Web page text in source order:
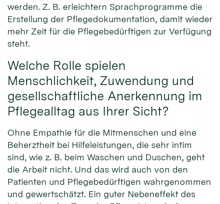
werden. Z. B. erleichtern Sprachprogramme die
Erstellung der Pflegedokumentation, damit wieder
mehr Zeit für die Pflegebedürftigen zur Verfügung
steht.
Welche Rolle spielen
Menschlichkeit, Zuwendung und
gesellschaftliche Anerkennung im
Pflegealltag aus Ihrer Sicht?
Ohne Empathie für die Mitmenschen und eine
Beherztheit bei Hilfeleistungen, die sehr intim
sind, wie z. B. beim Waschen und Duschen, geht
die Arbeit nicht. Und das wird auch von den
Patienten und Pflegebedürftigen wahrgenommen
und gewertschätzt. Ein guter Nebeneffekt des